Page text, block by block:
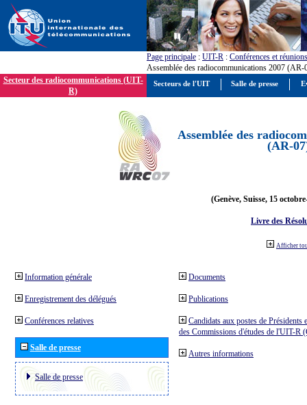
Page principale : UIT-R : Conférences et réunions
Assemblée des radiocommunications 2007 (AR-
Secteur des radiocommunications (UIT-
R)
Assemblée des
(AR-
(Genève, Suisse, 15
Livre des
Afficher
Information générale
Enregistrement des délégués
Conférences relatives
Salle de presse
Salle de presse
Documents
Publications
Candidats aux postes de Présidents
des Commissions d'études de l'UIT-R
Autres informations
Secteurs de l'UIT Salle de presse